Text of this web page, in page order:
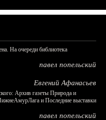
На очереди библиотека
павел попельский
Евгений Афанасьев
Архив газеты Природа и
и Последние выставки
павел попельский